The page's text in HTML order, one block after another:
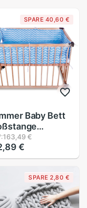
SPARE 40,60 €
Baby Bett
Stoff
Breathale 3D
Für sterben
freundlicher
Schutz
163,49 €
€
SPARE 2,80 €